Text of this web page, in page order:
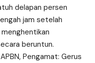
delapan persen
jam setelah
beruntun.
Pengamat: Gerus